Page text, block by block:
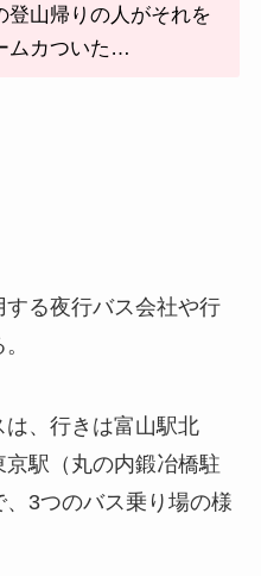
登山帰りの人がそれを
ムカついた…
る夜行バス会社や行
、行きは富山駅北
駅（丸の内鍛冶橋駐
3つのバス乗り場の様